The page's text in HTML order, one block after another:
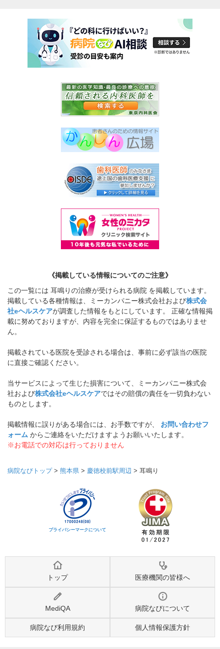
《掲載している情報についてのご注意》
この一覧には 耳鳴りの治療が受けられる病院 を掲載しています。
掲載している各種情報は、ミーカンパニー株式会社および株式会
社eヘルスケアが調査した情報をもとにしています。 正確な情報掲
載に努めておりますが、内容を完全に保証するものではありませ
ん。
掲載されている医院を受診される場合は、事前に必ず該当の医院
に直接ご確認ください。
当サービスによって生じた損害について、ミーカンパニー株式会
社および株式会社eヘルスケアではその賠償の責任を一切負わない
ものとします。
掲載情報に誤りがある場合には、お手数ですが、 お問い合わせフ
ォーム からご連絡をいただけますようお願いいたします。
※お電話での対応は行っておりません
病院なびトップ> 熊本県 > 慶徳校前駅周辺 > 耳鳴り
プライバシーマークについて
トップ 医療機関の皆様へ
MediQA 病院なびについて
病院なび利用規約 個人情報保護方針